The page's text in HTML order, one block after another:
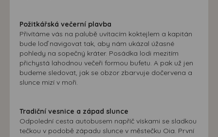
Požitkářská večerní plavba
Přivítáme vás na palubě uvítacím koktejlem a kapitán
bude loď navigovat tak, aby nám ukázal úžasné
pohledy na sopečný kráter. Posádka lodi mezitím
přichystá lahodnou večeři formou bufetu. A pak už jen
budeme sledovat, jak se obzor zbarvuje dočervena a
slunce mizí v moři.
Tradiční vesnice a západ slunce
Odpolední cesta autobusem napříč vískami se sladkou
tečkou v podobě západu slunce v městečku Oia. První